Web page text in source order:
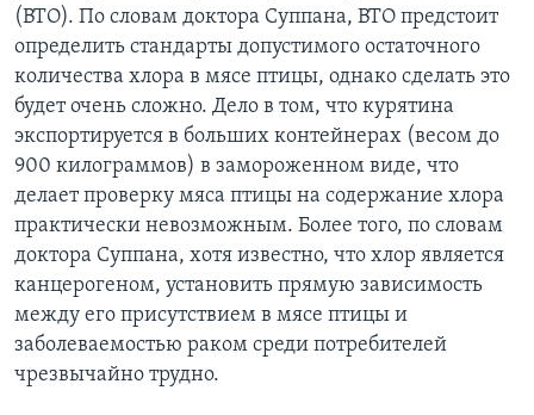
(ВТО). По словам доктора Суппана, ВТО предстоит
определить стандарты допустимого остаточного
количества хлора в мясе птицы, однако сделать это
будет очень сложно. Дело в том, что курятина
экспортируется в больших контейнерах (весом до
900 килограммов) в замороженном виде, что
делает проверку мяса птицы на содержание хлора
практически невозможным. Более того, по словам
доктора Суппана, хотя известно, что хлор является
канцерогеном, установить прямую зависимость
между его присутствием в мясе птицы и
заболеваемостью раком среди потребителей
чрезвычайно трудно.